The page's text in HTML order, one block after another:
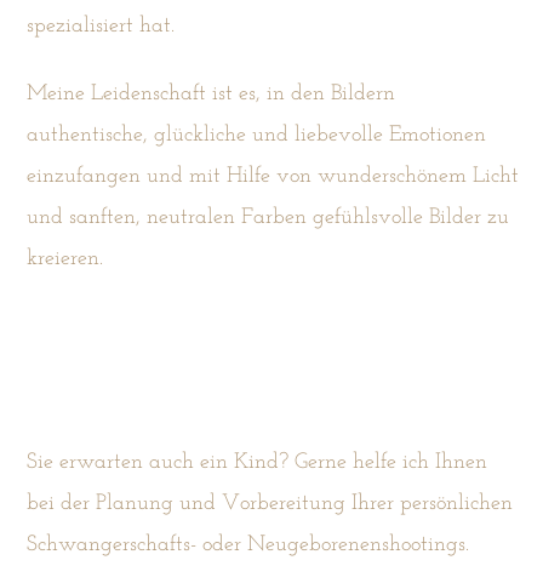
spezialisiert hat.
Meine Leidenschaft ist es, in den Bildern
authentische, glückliche und liebevolle Emotionen
einzufangen und mit Hilfe von wunderschönem Licht
und sanften, neutralen Farben gefühlsvolle Bilder zu
kreieren.
Sie erwarten auch ein Kind? Gerne helfe ich Ihnen
bei der Planung und Vorbereitung Ihrer persönlichen
Schwangerschafts- oder Neugeborenenshootings.